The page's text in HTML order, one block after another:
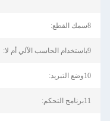
8سمك القطع:
9باستخدام الحاسب الآلي أم لا:
10وضع التبريد:
11برنامج التحكم: